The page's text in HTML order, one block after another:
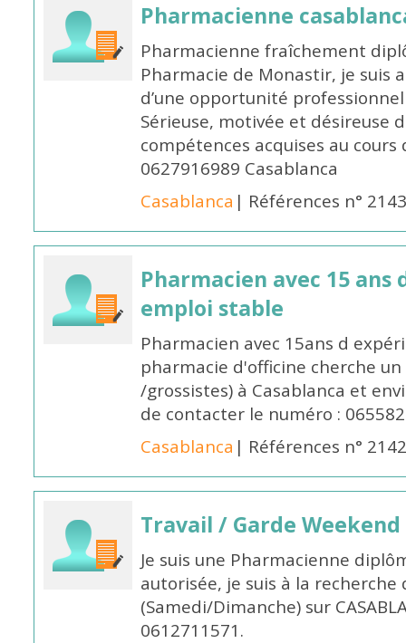
Pharmacienne
Pharmacienne fraîchement
Pharmacie de Monastir, je suis
d’une opportunité
Sérieuse, motivée et désireuse
compétences acquises au
0627916989 Casablanca
Casablanca | Références n°
Pharmacien avec 15
emploi stable
Pharmacien avec 15ans d
pharmacie d'officine cherche
/grossistes) à Casablanca et
de contacter le numéro :
Casablanca | Références n°
Travail / Garde Weekend
Je suis une Pharmacienne
autorisée, je suis à la
(Samedi/Dimanche) sur
0612711571.